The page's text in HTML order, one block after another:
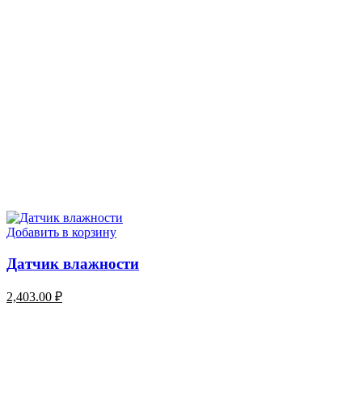
Добавить в корзину
Датчик влажности
2,403.00 ₽